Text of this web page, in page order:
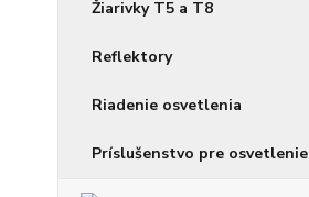
Žiarivky T5 a T8
Reflektory
Riadenie osvetlenia
Príslušenstvo pre osvetlenie